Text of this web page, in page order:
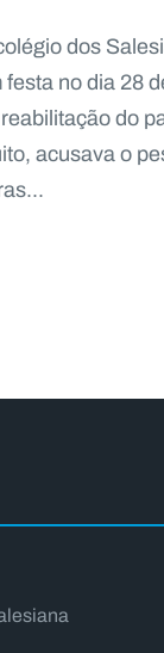
dos
festa no dia 28
do
acusava o